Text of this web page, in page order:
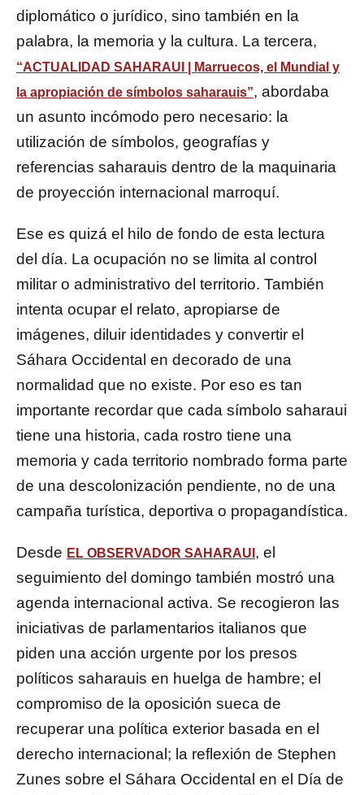
diplomático o jurídico, sino también en la
palabra, la memoria y la cultura. La tercera,
“ACTUALIDAD SAHARAUI | Marruecos, el Mundial y
la apropiación de símbolos saharauis”, abordaba
un asunto incómodo pero necesario: la
utilización de símbolos, geografías y
referencias saharauis dentro de la maquinaria
de proyección internacional marroquí.
Ese es quizá el hilo de fondo de esta lectura
del día. La ocupación no se limita al control
militar o administrativo del territorio. También
intenta ocupar el relato, apropiarse de
imágenes, diluir identidades y convertir el
Sáhara Occidental en decorado de una
normalidad que no existe. Por eso es tan
importante recordar que cada símbolo saharaui
tiene una historia, cada rostro tiene una
memoria y cada territorio nombrado forma parte
de una descolonización pendiente, no de una
campaña turística, deportiva o propagandística.
Desde EL OBSERVADOR SAHARAUI , el
seguimiento del domingo también mostró una
agenda internacional activa. Se recogieron las
iniciativas de parlamentarios italianos que
piden una acción urgente por los presos
políticos saharauis en huelga de hambre; el
compromiso de la oposición sueca de
recuperar una política exterior basada en el
derecho internacional; la reflexión de Stephen
Zunes sobre el Sáhara Occidental en el Día de